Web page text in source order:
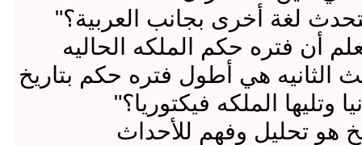
لغة أخرى بجانب العربية؟"
أن فتره حكم الملكه الحاليه
الثانيه هي أطول فتره حكم بتاريخ
وتليها الملكه فيكتوريا؟"
هو تحليل وفهم للأحداث